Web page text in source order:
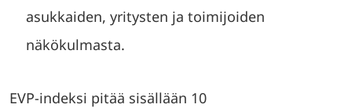
asukkaiden, yritysten ja toimijoiden
näkökulmasta.
EVP-indeksi pitää sisällään 10